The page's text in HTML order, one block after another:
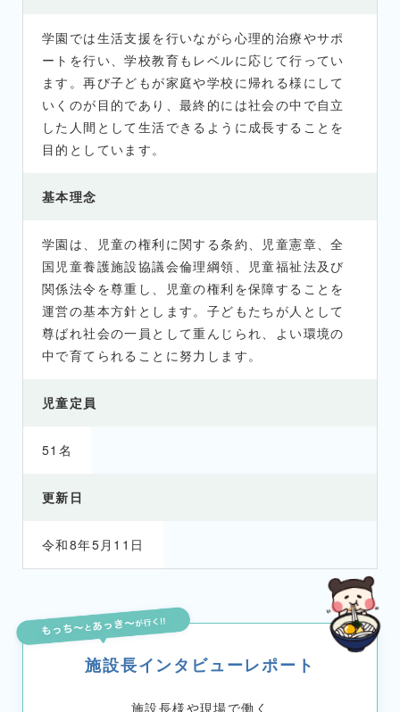
学園では生活支援を行いながら心理的治療やサポ
ートを行い、学校教育もレベルに応じて行ってい
ます。再び子どもが家庭や学校に帰れる様にして
いくのが目的であり、最終的には社会の中で自立
した人間として生活できるように成長することを
目的としています。
基本理念
学園は、児童の権利に関する条約、児童憲章、全
国児童養護施設協議会倫理綱領、児童福祉法及び
関係法令を尊重し、児童の権利を保障することを
運営の基本方針とします。子どもたちが人として
尊ばれ社会の一員として重んじられ、よい環境の
中で育てられることに努力します。
児童定員
51名
更新日
令和8年5月11日
施設長インタビューレポート
施設長様や現場で働く